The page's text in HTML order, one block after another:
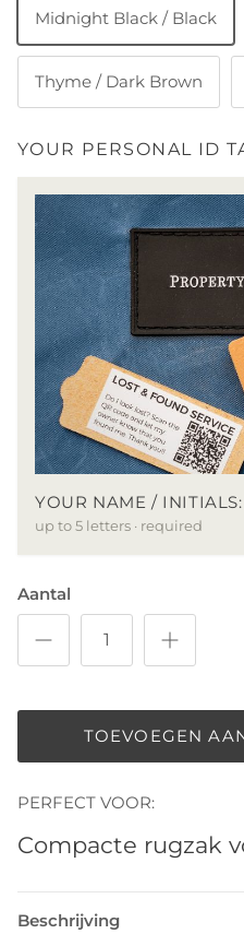
Midnight Black / Black
Thyme / Dark Brown
YOUR PERSONAL ID
YOUR NAME /
up to 5 letters · required
Aantal
TOEVOEGEN
PERFECT VOOR:
Compacte rugzak
Beschrijving